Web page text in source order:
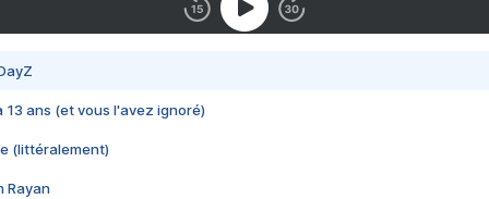
13 ans (et vous l'avez ignoré)
(littéralement)
Rayan